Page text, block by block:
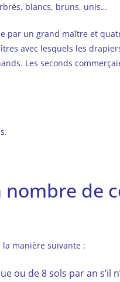
blancs, bruns, unis…
par un grand maître et
avec lesquels les
Les seconds
nombre de
manière suivante :
ou de 8 sols par an s’il